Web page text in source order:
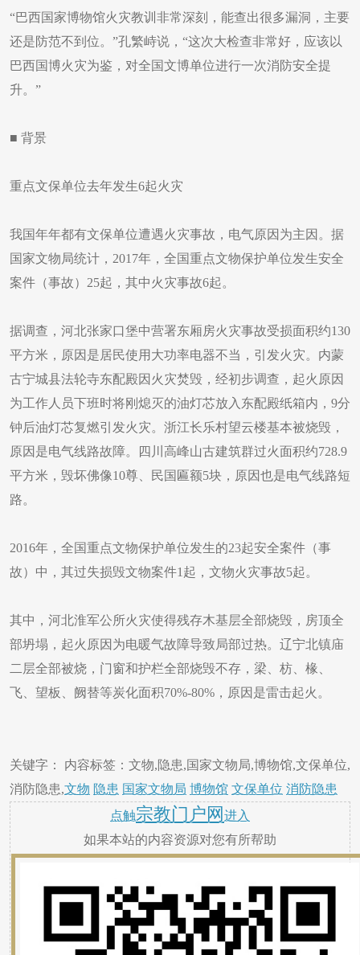
“巴西国家博物馆火灾教训非常深刻，能查出很多漏洞，主要
还是防范不到位。”孔繁峙说，“这次大检查非常好，应该以
巴西国博火灾为鉴，对全国文博单位进行一次消防安全提
升。”
■ 背景
重点文保单位去年发生6起火灾
我国年年都有文保单位遭遇火灾事故，电气原因为主因。据
国家文物局统计，2017年，全国重点文物保护单位发生安全
案件（事故）25起，其中火灾事故6起。
据调查，河北张家口堡中营署东厢房火灾事故受损面积约130
平方米，原因是居民使用大功率电器不当，引发火灾。内蒙
古宁城县法轮寺东配殿因火灾焚毁，经初步调查，起火原因
为工作人员下班时将刚熄灭的油灯芯放入东配殿纸箱内，9分
钟后油灯芯复燃引发火灾。浙江长乐村望云楼基本被烧毁，
原因是电气线路故障。四川高峰山古建筑群过火面积约728.9
平方米，毁坏佛像10尊、民国匾额5块，原因也是电气线路短
路。
2016年，全国重点文物保护单位发生的23起安全案件（事
故）中，其过失损毁文物案件1起，文物火灾事故5起。
其中，河北淮军公所火灾使得残存木基层全部烧毁，房顶全
部坍塌，起火原因为电暖气故障导致局部过热。辽宁北镇庙
二层全部被烧，门窗和护栏全部烧毁不存，梁、枋、椽、
飞、望板、阙替等炭化面积70%-80%，原因是雷击起火。
关键字： 内容标签：文物,隐患,国家文物局,博物馆,文保单位,
消防隐患,文物 隐患 国家文物局 博物馆 文保单位 消防隐患
点触宗教门户网 进入
如果本站的内容资源对您有所帮助